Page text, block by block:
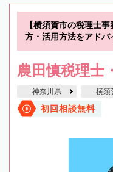
【横須賀市の税理士
方・活用方法をアドバ
農田慎税理士
神奈川県 横須
初回相談無料